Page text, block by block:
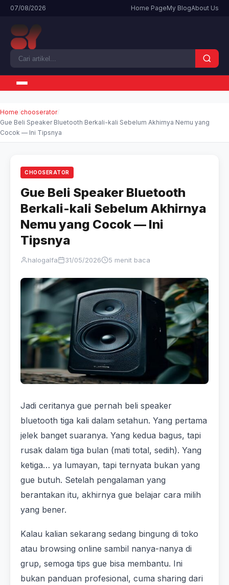
07/08/2026 Home PageMy BlogAbout Us
Home chooserator
Gue Beli Speaker Bluetooth Berkali-kali Sebelum Akhirnya Nemu yang
Cocok — Ini Tipsnya
CHOOSERATOR
Gue Beli Speaker Bluetooth
Berkali-kali Sebelum Akhirnya
Nemu yang Cocok — Ini
Tipsnya
halogalfa 31/05/2026 5 menit baca
Jadi ceritanya gue pernah beli speaker
bluetooth tiga kali dalam setahun. Yang pertama
jelek banget suaranya. Yang kedua bagus, tapi
rusak dalam tiga bulan (mati total, sedih). Yang
ketiga… ya lumayan, tapi ternyata bukan yang
gue butuh. Setelah pengalaman yang
berantakan itu, akhirnya gue belajar cara milih
yang bener.
Kalau kalian sekarang sedang bingung di toko
atau browsing online sambil nanya-nanya di
grup, semoga tips gue bisa membantu. Ini
bukan panduan profesional, cuma sharing dari